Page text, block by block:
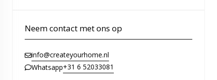
Neem contact met ons op
info@createyourhome.nl
Whatsapp+31 6 52033081